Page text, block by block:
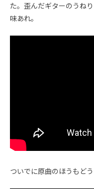
た。歪んだギターのうね
味あれ。
ついでに原曲のほうもどう